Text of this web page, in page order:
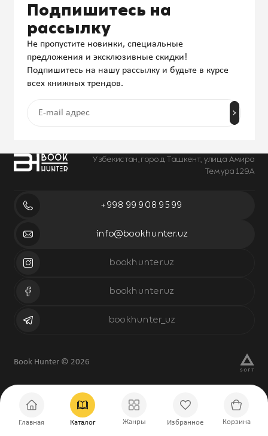
Главная Каталог Жанры Избранное Корзина
Узбекистан, город Ташкент, улица Амира
Темура 129А
+998 99 908 95 99
info@bookhunter.uz
bookhunter.uz
bookhunter.uz
bookhunter_uz
Подпишитесь на
рассылку
Не пропустите новинки, специальные
предложения и эксклюзивные скидки!
Подпишитесь на нашу рассылку и будьте в курсе
всех книжных трендов.
Book Hunter © 2026